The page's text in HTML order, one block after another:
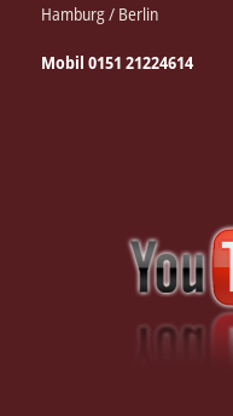
Hamburg / Berlin
Mobil 0151 21224614